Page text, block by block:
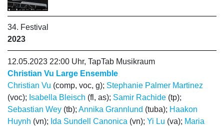
34. Festival
2023
12.05.2023 22:00 Uhr, TapTab Musikraum
Christian Vu Large Ensemble
Christian Vu (comp, voc, g); Stephanie Palmer Martinez
(voc); Isabella Bleisch (fl, as); Samir Rachide (tp);
Sebastian Wey (tb); Annika Grannlund (tuba); Haakon
Huynh (vn); Ida Sundell Canonica (vn); Yi Lu (va); Maria